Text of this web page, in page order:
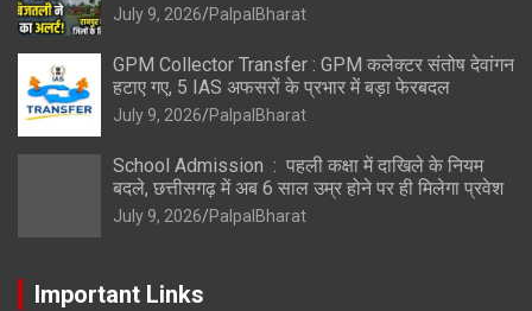
July 9, 2026 PalpalBharat
GPM Collector Transfer : GPM कलेक्टर संतोष देवांगन
हटाए गए, 5 IAS अफसरों के प्रभार में बड़ा फेरबदल
July 9, 2026 PalpalBharat
School Admission : पहली कक्षा में दाखिले के नियम
बदले, छत्तीसगढ़ में अब 6 साल उम्र होने पर ही मिलेगा प्रवेश
July 9, 2026 PalpalBharat
Important Links